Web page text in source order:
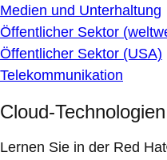
Medien und Unterhaltung
Öffentlicher Sektor
Öffentlicher Sektor (USA)
Telekommunikation
Cloud-
Lernen Sie in der Red